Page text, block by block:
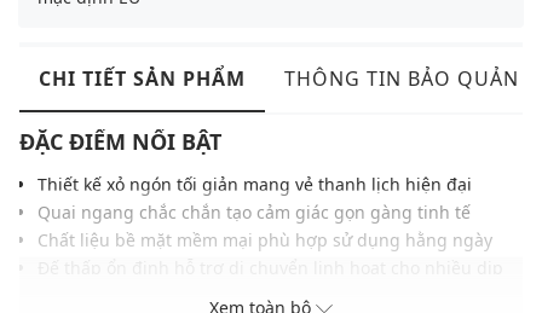
CHI TIẾT SẢN PHẨM THÔNG TIN BẢO QUẢN
ĐẶC ĐIỂM NỔI BẬT
Thiết kế xỏ ngón tối giản mang vẻ thanh lịch hiện đại
Quai ngang chắc chắn tạo cảm giác gọn gàng tinh tế
Chất liệu bề mặt mềm mại phù hợp sử dụng hằng ngày
Phom dép gọn gàng giúp hoàn thiện tổng thể trang phục
Xem toàn bộ